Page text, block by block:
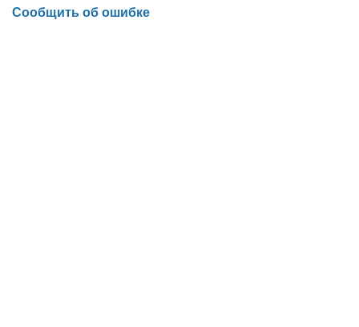
Сообщить об ошибке